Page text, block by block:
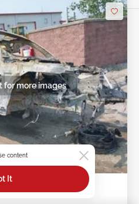
for more images
STELVIO 2.0L
content
It